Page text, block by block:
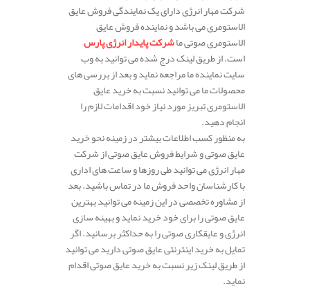
شرکت مهار انرژی دارای یک نمایندگی فروش عایق
الاستومری می باشد و نماینده فروش عایق
الاستومری صوتی ماشرکت پایدار انرژی پارس
است. از طریق لینک درج شده می توانید به وب
سایت نماینده ما مراجعه نماید و بعد از بررسی های
محصولات ما می توانید نسبت به خرید عایق
الاستومری تبریز مورد نیاز خود اقدامات لازم را
انجام دهید.
به منظور کسب اطلاعات بیشتر در زمینه نحو خرید
عایق صوتی و شرایط فروش عایق صوتی از شرکت
مهار انرژی می توانید طی روزها و ساعت های اداری
با کارشناسان واحد فروش ما در تماس باشید. بعد
از مشاوره تخصصی در این زمینه می توانید بهترین
عایق صوتی را برای خود خرید نماید و بهینه سازی
انرژی و عایقکاری صوتی را به حداکثر برسانید. اگر
تمایل به خرید اینترنتی عایق صوتی دارید می توانید
از طریق لینک زیر نسبت به خرید عایق صوتی اقدام
نماید.